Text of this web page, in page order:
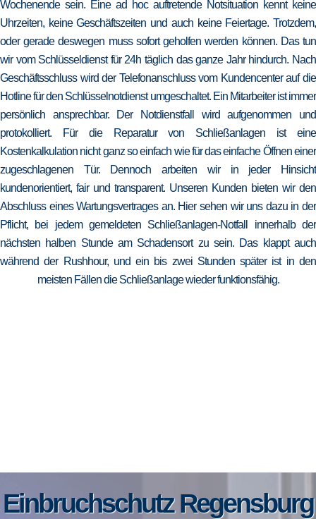
Wochenende sein. Eine ad hoc auftretende Notsituation kennt keine
Uhrzeiten, keine Geschäftszeiten und auch keine Feiertage. Trotzdem,
oder gerade deswegen muss sofort geholfen werden können. Das tun
wir vom Schlüsseldienst für 24h täglich das ganze Jahr hindurch. Nach
Geschäftsschluss wird der Telefonanschluss vom Kundencenter auf die
Hotline für den Schlüsselnotdienst umgeschaltet. Ein Mitarbeiter ist immer
persönlich ansprechbar. Der Notdienstfall wird aufgenommen und
protokolliert. Für die Reparatur von Schließanlagen ist eine
Kostenkalkulation nicht ganz so einfach wie für das einfache Öffnen einer
zugeschlagenen Tür. Dennoch arbeiten wir in jeder Hinsicht
kundenorientiert, fair und transparent. Unseren Kunden bieten wir den
Abschluss eines Wartungsvertrages an. Hier sehen wir uns dazu in der
Pflicht, bei jedem gemeldeten Schließanlagen-Notfall innerhalb der
nächsten halben Stunde am Schadensort zu sein. Das klappt auch
während der Rushhour, und ein bis zwei Stunden später ist in den
meisten Fällen die Schließanlage wieder funktionsfähig.
Einbruchschutz Regensburg